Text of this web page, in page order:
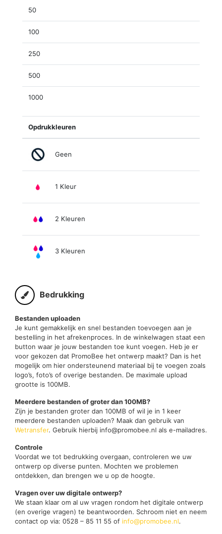
50
100
250
500
1000
Opdrukkleuren
Geen
1 Kleur
2 Kleuren
3 Kleuren
Bedrukking
Bestanden uploaden
Je kunt gemakkelijk en snel bestanden toevoegen aan je
bestelling in het afrekenproces. In de winkelwagen staat een
button waar je jouw bestanden toe kunt voegen. Heb je er
voor gekozen dat PromoBee het ontwerp maakt? Dan is het
mogelijk om hier ondersteunend materiaal bij te voegen zoals
logo’s, foto’s of overige bestanden. De maximale upload
grootte is 100MB.
Meerdere bestanden of groter dan 100MB?
Zijn je bestanden groter dan 100MB of wil je in 1 keer
meerdere bestanden uploaden? Maak dan gebruik van
Wetransfer. Gebruik hierbij info@promobee.nl als e-mailadres.
Controle
Voordat we tot bedrukking overgaan, controleren we uw
ontwerp op diverse punten. Mochten we problemen
ontdekken, dan brengen we u op de hoogte.
Vragen over uw digitale ontwerp?
We staan klaar om al uw vragen rondom het digitale ontwerp
(en overige vragen) te beantwoorden. Schroom niet en neem
contact op via: 0528 – 85 11 55 of info@promobee.nl.